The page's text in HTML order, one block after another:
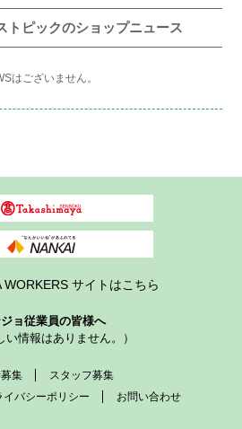
トピックのショップニュース
はございません。
WORKERS サイトはこちら
ョ従業員の皆様へ
い情報はありません。）
集
スタッフ募集
イバシーポリシー お問い合わせ